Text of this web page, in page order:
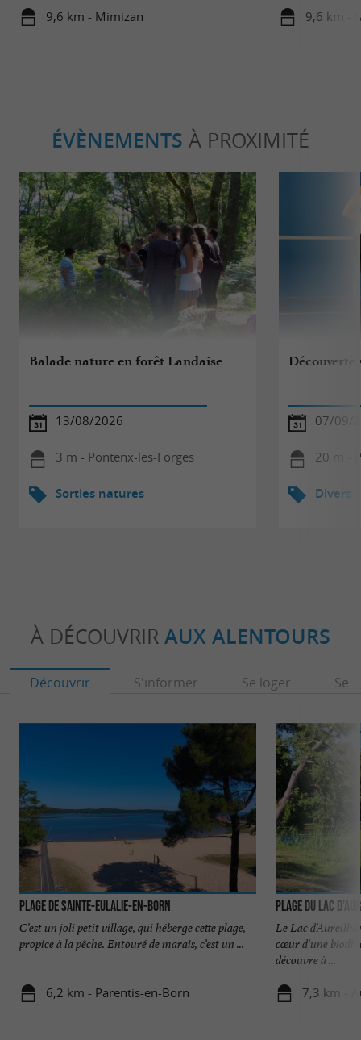
9,6 km - Mimizan 9,6 km -
ÉVÈNEMENTS À PROXIMITÉ
Balade nature en forêt Landaise
13/08/2026
3 m - Pontenx-les-Forges
Sorties natures
07/09/
20 m -
Divers
À DÉCOUVRIR AUX ALENTOURS
Découvrir S'informer Se loger Se
Plage de Sainte-Eulalie-en-Born
C’est un joli petit village, qui héberge cette plage,
propice à la pêche. Entouré de marais, c’est un ...
6,2 km - Parentis-en-Born
Plage du Lac
Le Lac
cœur d‘une
découvre à ...
7,3 km -